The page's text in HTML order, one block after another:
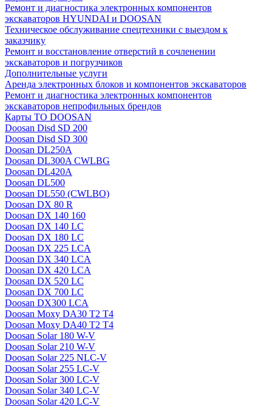
Ремонт и диагностика электронных компонентов
экскаваторов HYUNDAI и DOOSAN
Техническое обслуживание спецтехники с выездом к
заказчику
Ремонт и восстановление отверстий в сочленении
экскаваторов и погрузчиков
Дополнительные услуги
Аренда электронных блоков и компонентов экскаваторов
Ремонт и диагностика электронных компонентов
экскаваторов непрофильных брендов
Карты ТО DOOSAN
Doosan Disd SD 200
Doosan Disd SD 300
Doosan DL250A
Doosan DL300A CWLBG
Doosan DL420A
Doosan DL500
Doosan DL550 (CWLBO)
Doosan DX 80 R
Doosan DX 140 160
Doosan DX 140 LC
Doosan DX 180 LC
Doosan DX 225 LCA
Doosan DX 340 LCA
Doosan DX 420 LCA
Doosan DX 520 LC
Doosan DX 700 LC
Doosan DX300 LCA
Doosan Moxy DA30 T2 T4
Doosan Moxy DA40 T2 T4
Doosan Solar 180 W-V
Doosan Solar 210 W-V
Doosan Solar 225 NLC-V
Doosan Solar 255 LC-V
Doosan Solar 300 LC-V
Doosan Solar 340 LC-V
Doosan Solar 420 LC-V